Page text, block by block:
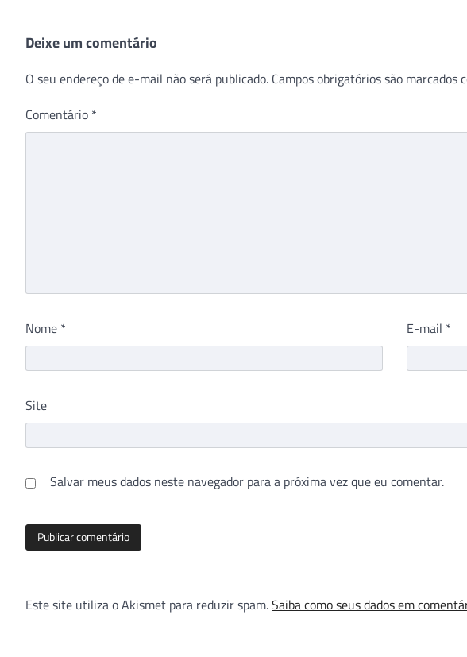
Deixe um comentário
O seu endereço de e-mail não será publicado. Campos obrigatórios são marcados
Comentário *
Nome * E-mail *
Site
Salvar meus dados neste navegador para a próxima vez que eu comentar.
Este site utiliza o Akismet para reduzir spam.Saiba como seus dados em